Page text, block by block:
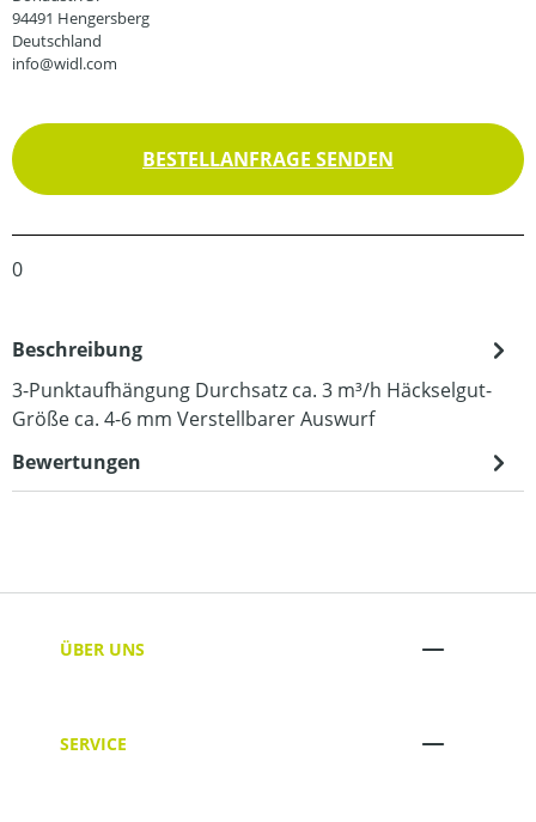
94491 Hengersberg
Deutschland
info@widl.com
BESTELLANFRAGE SENDEN
0
Beschreibung
3-Punktaufhängung Durchsatz ca. 3 m³/h Häckselgut-
Größe ca. 4-6 mm Verstellbarer Auswurf
Bewertungen
ÜBER UNS
SERVICE